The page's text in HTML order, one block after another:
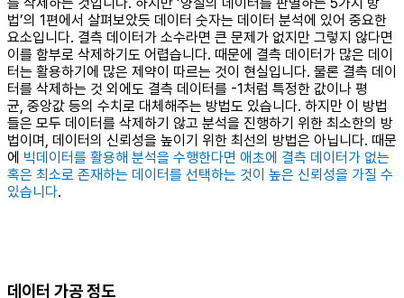
법’의 1편에서 살펴보았듯 데이터 숫자는 데이터 분석에 있어 중요한
요소입니다. 결측 데이터가 소수라면 큰 문제가 없지만 그렇지 않다면
이를 함부로 삭제하기도 어렵습니다. 때문에 결측 데이터가 많은 데이
터는 활용하기에 많은 제약이 따르는 것이 현실입니다. 물론 결측 데이
터를 삭제하는 것 외에도 결측 데이터를 -1처럼 특정한 값이나 평
균, 중앙값 등의 수치로 대체해주는 방법도 있습니다. 하지만 이 방법
들은 모두 데이터를 삭제하기 않고 분석을 진행하기 위한 최소한의 방
법이며, 데이터의 신뢰성을 높이기 위한 최선의 방법은 아닙니다. 때문
에 빅데이터를 활용해 분석을 수행한다면 애초에 결측 데이터가 없는
혹은 최소로 존재하는 데이터를 선택하는 것이 높은 신뢰성을 가질 수
있습니다.
데이터 가공 정도